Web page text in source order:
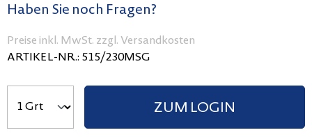
Haben Sie noch Fragen?
Preise inkl. MwSt. zzgl. Versandkosten
ARTIKEL-NR.: 515/230MSG
ZUM LOGIN